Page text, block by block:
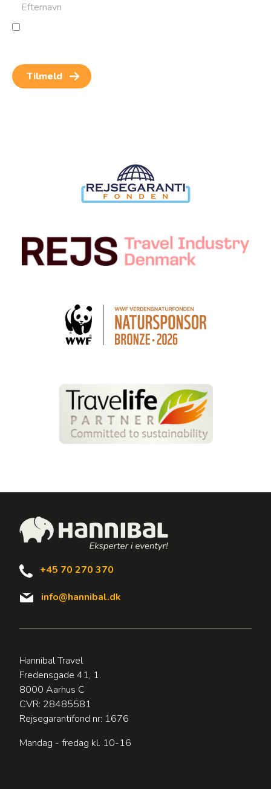
+45 70 270 370
info@hannibal.dk
Hannibal Travel
Fredensgade 41, 1.
8000 Aarhus C
CVR: 28485581
Rejsegarantifond nr: 1676
Mandag - fredag kl. 10-16